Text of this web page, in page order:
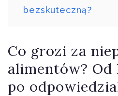
bezskuteczną?
Co grozi za
alimentów?
po